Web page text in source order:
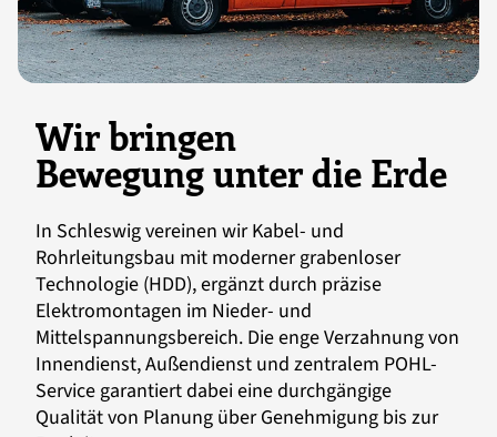
Wir bringen
Bewegung unter die Erde
In Schleswig vereinen wir Kabel- und
Rohrleitungsbau mit moderner grabenloser
Technologie (HDD), ergänzt durch präzise
Elektromontagen im Nieder- und
Mittelspannungsbereich. Die enge Verzahnung von
Innendienst, Außendienst und zentralem POHL-
Service garantiert dabei eine durchgängige
Qualität von Planung über Genehmigung bis zur